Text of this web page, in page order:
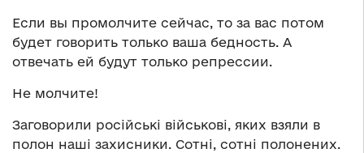
Если вы промолчите сейчас, то за вас потом
будет говорить только ваша бедность. А
отвечать ей будут только репрессии.
Не молчите!
Заговорили російські військові, яких взяли в
полон наші захисники. Сотні, сотні полонених.